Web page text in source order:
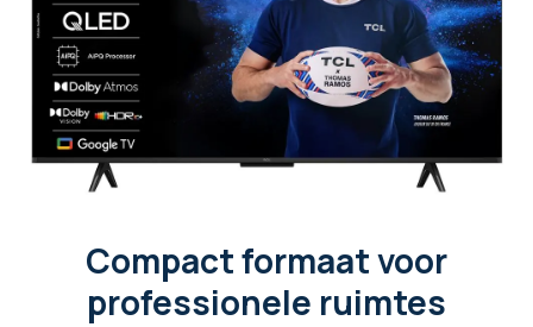
Compact formaat voor
professionele ruimtes